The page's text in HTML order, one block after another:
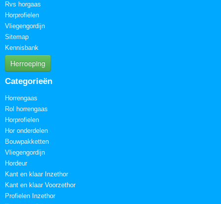
Rvs horgaas
Horprofielen
Vliegengordijn
Sitemap
Kennisbank
Herroeping
Categorieën
Horrengaas
Rol horrengaas
Horprofielen
Hor onderdelen
Bouwpakketten
Vliegengordijn
Hordeur
Kant en klaar Inzethor
Kant en klaar Voorzethor
Profielen Inzethor